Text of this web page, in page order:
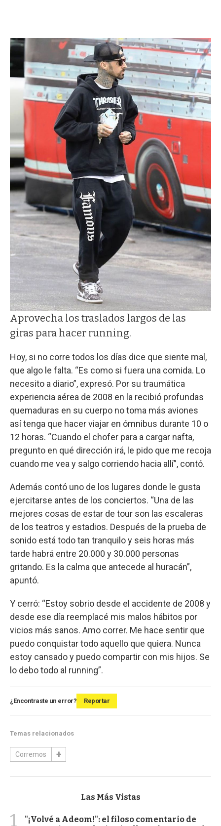
Aprovecha los traslados largos de las
giras para hacer running.
Hoy, si no corre todos los días dice que siente mal,
que algo le falta. “Es como si fuera una comida. Lo
necesito a diario”, expresó. Por su traumática
experiencia aérea de 2008 en la recibió profundas
quemaduras en su cuerpo no toma más aviones
así tenga que hacer viajar en ómnibus durante 10 o
12 horas. “Cuando el chofer para a cargar nafta,
pregunto en qué dirección irá, le pido que me recoja
cuando me vea y salgo corriendo hacia allí”, contó.
Además contó uno de los lugares donde le gusta
ejercitarse antes de los conciertos. “Una de las
mejores cosas de estar de tour son las escaleras
de los teatros y estadios. Después de la prueba de
sonido está todo tan tranquilo y seis horas más
tarde habrá entre 20.000 y 30.000 personas
gritando. Es la calma que antecede al huracán”,
apuntó.
Y cerró: “Estoy sobrio desde el accidente de 2008 y
desde ese día reemplacé mis malos hábitos por
vicios más sanos. Amo correr. Me hace sentir que
puedo conquistar todo aquello que quiera. Nunca
estoy cansado y puedo compartir con mis hijos. Se
lo debo todo al running”.
¿Encontraste un error? Reportar
Temas relacionados
Corremos
Las Más Vistas
1
"¡Volvé a Adeom!": el filoso comentario de